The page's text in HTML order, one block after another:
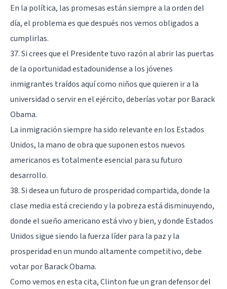
En la política, las promesas están siempre a la orden del
día, el problema es que después nos vemos obligados a
cumplirlas.
37. Si crees que el Presidente tuvo razón al abrir las puertas
de la oportunidad estadounidense a los jóvenes
inmigrantes traídos aquí como niños que quieren ir a la
universidad o servir en el ejército, deberías votar por Barack
Obama.
La inmigración siempre ha sido relevante en los Estados
Unidos, la mano de obra que suponen estos nuevos
americanos es totalmente esencial para su futuro
desarrollo.
38. Si desea un futuro de prosperidad compartida, donde la
clase media está creciendo y la pobreza está disminuyendo,
donde el sueño americano está vivo y bien, y donde Estados
Unidos sigue siendo la fuerza líder para la paz y la
prosperidad en un mundo altamente competitivo, debe
votar por Barack Obama.
Como vemos en esta cita, Clinton fue un gran defensor del